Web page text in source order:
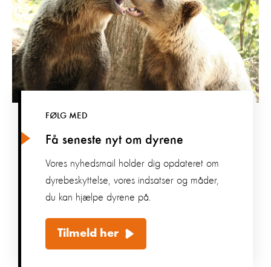
Få seneste nyt om dyrene
FØLG MED
Vores nyhedsmail holder dig opdateret om
dyrebeskyttelse, vores indsatser og måder,
du kan hjælpe dyrene på.
Tilmeld her